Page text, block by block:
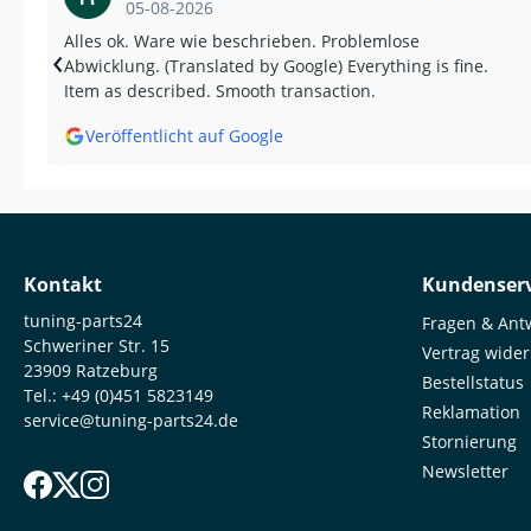
05-08-2026
Alles ok. Ware wie beschrieben. Problemlose
Abwicklung. (Translated by Google) Everything is fine.
Item as described. Smooth transaction.
Veröffentlicht auf Google
‹
Kontakt
tuning-parts24
Schweriner Str. 15
23909 Ratzeburg
Tel.: +49 (0)451 5823149
service@tuning-parts24.de
Fragen &
Vertrag
Bestellstatus
Reklamation
Stornierung
Newsletter